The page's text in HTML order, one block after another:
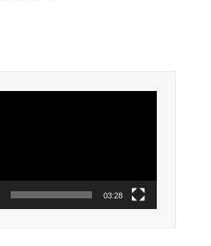
03:28